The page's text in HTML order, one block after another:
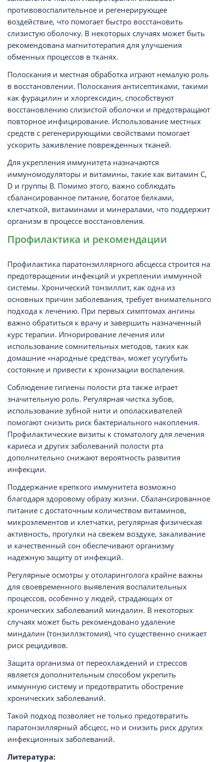
противовоспалительное и регенерирующее
воздействие, что помогает быстро восстановить
слизистую оболочку. В некоторых случаях может быть
рекомендована магнитотерапия для улучшения
обменных процессов в тканях.
Полоскания и местная обработка играют немалую роль
в восстановлении. Полоскания антисептиками, такими
как фурацилин и хлоргексидин, способствуют
восстановлению слизистой оболочки и предотвращают
повторное инфицирование. Использование местных
средств с регенерирующими свойствами помогает
ускорить заживление поврежденных тканей.
Для укрепления иммунитета назначаются
иммуномодуляторы и витамины, такие как витамин C,
D и группы B. Помимо этого, важно соблюдать
сбалансированное питание, богатое белками,
клетчаткой, витаминами и минералами, что поддержит
организм в процессе восстановления.
Профилактика и рекомендации
Профилактика паратонзиллярного абсцесса строится на
предотвращении инфекций и укреплении иммунной
системы. Хронический тонзиллит, как одна из
основных причин заболевания, требует внимательного
подхода к лечению. При первых симптомах ангины
важно обратиться к врачу и завершить назначенный
курс терапии. Игнорирование лечения или
использование сомнительных методов, таких как
домашние «народные средства», может усугубить
состояние и привести к хронизации воспаления.
Соблюдение гигиены полости рта также играет
значительную роль. Регулярная чистка зубов,
использование зубной нити и ополаскивателей
помогают снизить риск бактериального накопления.
Профилактические визиты к стоматологу для лечения
кариеса и других заболеваний полости рта
дополнительно снижают вероятность развития
инфекции.
Поддержание крепкого иммунитета возможно
благодаря здоровому образу жизни. Сбалансированное
питание с достаточным количеством витаминов,
микроэлементов и клетчатки, регулярная физическая
активность, прогулки на свежем воздухе, закаливание
и качественный сон обеспечивают организму
надежную защиту от инфекций.
Регулярные осмотры у отоларинголога крайне важны
для своевременного выявления воспалительных
процессов, особенно у людей, страдающих от
хронических заболеваний миндалин. В некоторых
случаях может быть рекомендовано удаление
миндалин (тонзиллэктомия), что существенно снижает
риск рецидивов.
Защита организма от переохлаждений и стрессов
является дополнительным способом укрепить
иммунную систему и предотвратить обострение
хронических заболеваний.
Такой подход позволяет не только предотвратить
паратонзиллярный абсцесс, но и снизить риск других
инфекционных заболеваний.
Литература: